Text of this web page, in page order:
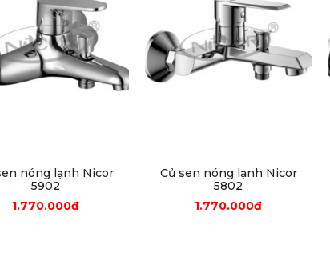
nóng lạnh Nicor
5902
1.770.000đ
Củ sen nóng lạnh Nicor
5802
1.770.000đ